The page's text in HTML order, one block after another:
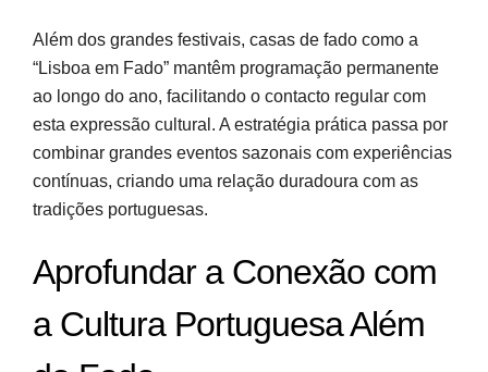
Além dos grandes festivais, casas de fado como a
“Lisboa em Fado” mantêm programação permanente
ao longo do ano, facilitando o contacto regular com
esta expressão cultural. A estratégia prática passa por
combinar grandes eventos sazonais com experiências
contínuas, criando uma relação duradoura com as
tradições portuguesas.
Aprofundar a Conexão com
a Cultura Portuguesa Além